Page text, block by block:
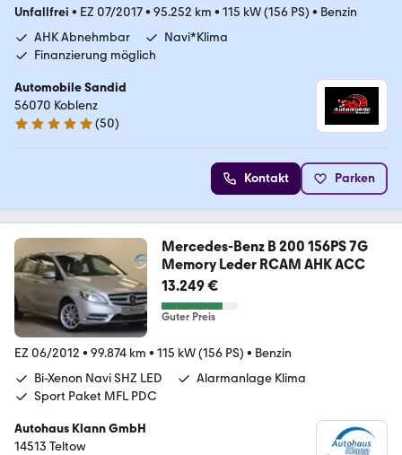
Unfallfrei • EZ 07/2017• 95.252 km • 115 kW (156 PS) • Benzin
AHK Abnehmbar
Navi*Klima
Finanzierung möglich
Automobile Sandid
56070 Koblenz
4.9 Sterne
(50)
Kontakt Parken
Mercedes-Benz B 200 156PS 7G
Memory Leder RCAM AHK ACC
13.249 €
Guter Preis
EZ 06/2012 • 99.874 km • 115 kW (156 PS) • Benzin
Bi-Xenon Navi SHZ LED
Alarmanlage Klima
Sport Paket MFL PDC
Autohaus Klann GmbH
14513 Teltow